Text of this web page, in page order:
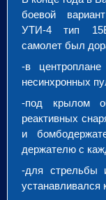
боевой
УТИ-4 тип 15Б
самолет был
-в центроплане
несинхронных
-под крылом
реактивных
и
держателю с
-для стрельбы